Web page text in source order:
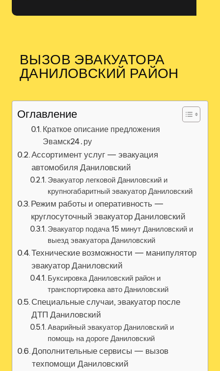
ВЫЗОВ ЭВАКУАТОРА
ДАНИЛОВСКИЙ РАЙОН
Оглавление
Краткое описание предложения
Эвамск24․ру
Ассортимент услуг — эвакуация
автомобиля Даниловский
Эвакуатор легковой Даниловский и
крупногабаритный эвакуатор Даниловский
Режим работы и оперативность —
круглосуточный эвакуатор Даниловский
Эвакуатор подача 15 минут Даниловский и
выезд эвакуатора Даниловский
Технические возможности — манипулятор
эвакуатор Даниловский
Буксировка Даниловский район и
транспортировка авто Даниловский
Специальные случаи, эвакуатор после
ДТП Даниловский
Аварийный эвакуатор Даниловский и
помощь на дороге Даниловский
Дополнительные сервисы — вызов
техпомощи Даниловский